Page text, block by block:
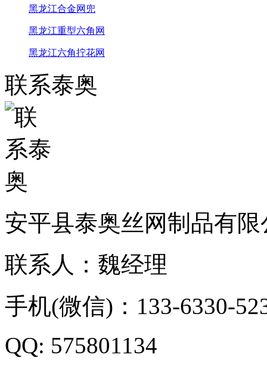
黑龙江合金网兜
黑龙江重型六角网
黑龙江六角拧花网
联系泰奥
安平县泰奥丝网制品有限
联系人：魏经理
手机(微信)：133-6330-
QQ: 575801134